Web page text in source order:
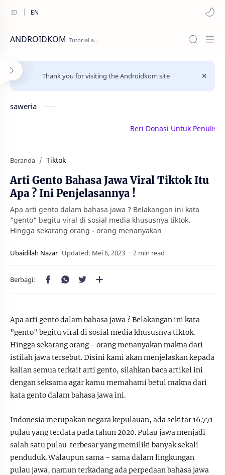
ANDROIDKOM
Thank you for visiting the Androidkom site
saweria
Beri Donasi Untuk Penulis |
Beranda Tiktok
Arti Gento Bahasa Jawa Viral Tiktok Itu
Apa ? Ini Penjelasannya !
Apa arti gento dalam bahasa jawa ? Belakangan ini kata
"gento" begitu viral di sosial media khususnya tiktok.
Hingga sekarang orang - orang menanyakan
2 min read
Apa arti gento dalam bahasa jawa ? Belakangan ini kata
"gento" begitu viral di sosial media khususnya tiktok.
Hingga sekarang orang - orang menanyakan makna dari
istilah jawa tersebut. Disini kami akan menjelaskan kepada
kalian semua terkait arti gento, silahkan baca artikel ini
dengan seksama agar kamu memahami betul makna dari
kata gento dalam bahasa jawa ini.
Indonesia merupakan negara kepulauan, ada sekitar 16.771
pulau yang terdata pada tahun 2020. Pulau jawa menjadi
salah satu pulau terbesar yang memiliki banyak sekali
penduduk. Walaupun sama - sama dalam lingkungan
pulau jawa, namun terkadang ada perpedaan bahasa jawa